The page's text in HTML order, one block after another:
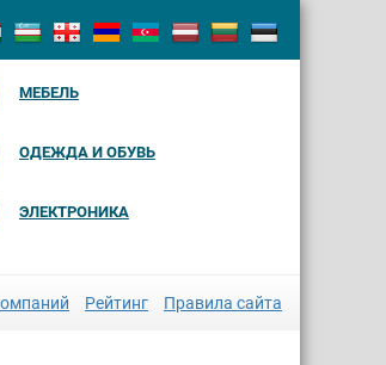
МЕБЕЛЬ
ОДЕЖДА И ОБУВЬ
ЭЛЕКТРОНИКА
Рейтинг Правила сайта